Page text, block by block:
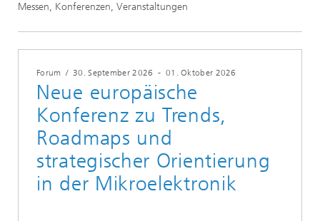
Messen, Konferenzen, Veranstaltungen
Forum / 30. September 2026 - 01. Oktober 2026
Neue europäische
Konferenz zu Trends,
Roadmaps und
strategischer Orientierung
in der Mikroelektronik